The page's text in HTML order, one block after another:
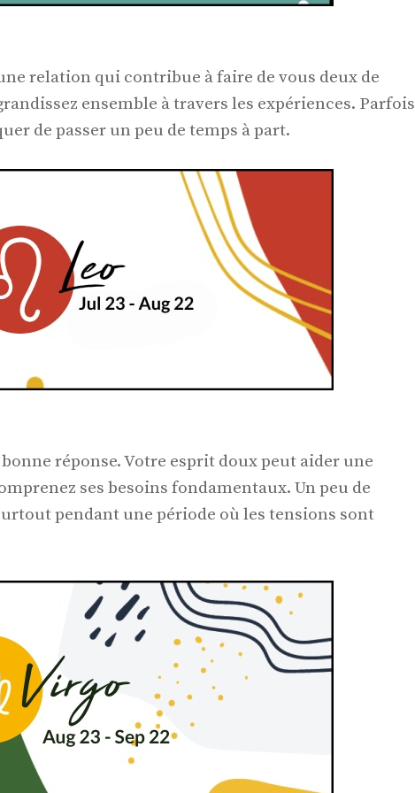
relation qui contribue à faire de vous deux de
ensemble à travers les expériences. Parfois
de passer un peu de temps à part.
réponse. Votre esprit doux peut aider une
ses besoins fondamentaux. Un peu de
pendant une période où les tensions sont